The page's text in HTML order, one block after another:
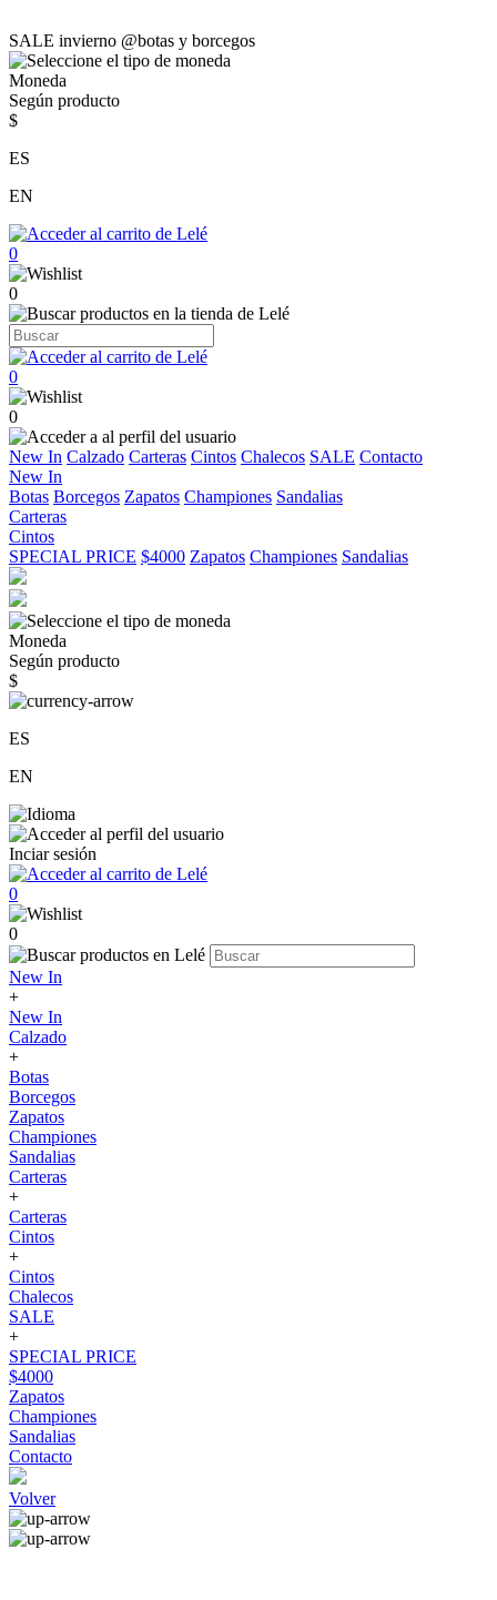
SALE invierno @botas y borcegos
Moneda
Según producto
$
ES
EN
0
0
0
0
New In Calzado Carteras Cintos Chalecos SALE Contacto
New In
Botas Borcegos Zapatos Championes Sandalias
Carteras
Cintos
SPECIAL PRICE $4000 Zapatos Championes Sandalias
Moneda
Según producto
$
ES
EN
Inciar sesión
0
0
New In
+
New In
Calzado
+
Botas
Borcegos
Zapatos
Championes
Sandalias
Carteras
+
Carteras
Cintos
+
Cintos
Chalecos
SALE
+
SPECIAL PRICE
$4000
Zapatos
Championes
Sandalias
Contacto
Volver